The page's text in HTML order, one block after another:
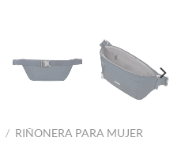
/ RIÑONERA PARA MUJER